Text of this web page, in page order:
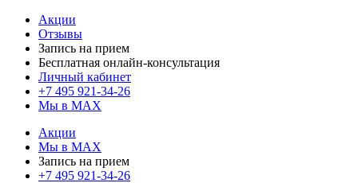
Акции
Отзывы
Запись на прием
Бесплатная онлайн-консультация
Личный кабинет
+7 495 921-34-26
Мы в MAX
Акции
Мы в MAX
Запись на прием
+7 495 921-34-26